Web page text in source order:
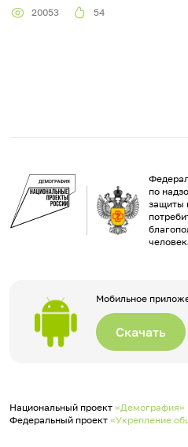
20053 54
по
защиты
Мобильное
Скачать
Национальный проект «Демография»
Федеральный проект «Укрепление